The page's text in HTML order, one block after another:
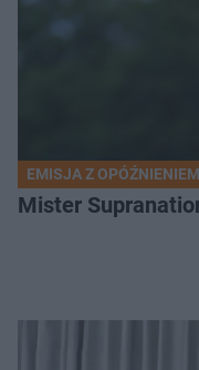
EMISJA Z OPÓŹNIENIEM
Mister